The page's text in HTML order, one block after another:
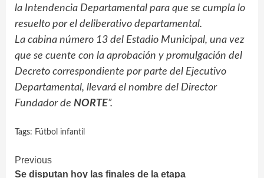
la Intendencia Departamental para que se cumpla lo
resuelto por el deliberativo departamental.
La cabina número 13 del Estadio Municipal, una vez
que se cuente con la aprobación y promulgación del
Decreto correspondiente por parte del Ejecutivo
Departamental, llevará el nombre del Director
Fundador de NORTE”.
Tags: Fútbol infantil
Continue
Previous
Se disputan hoy las finales de la etapa